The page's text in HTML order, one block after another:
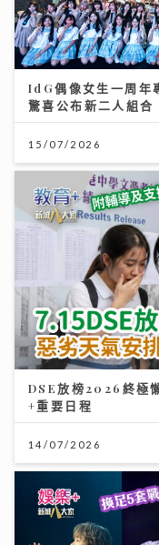
IdG偶像女生一周
驚喜公布新二人組
15/07/2026
DSE放榜2026終極
+重要日程
14/07/2026